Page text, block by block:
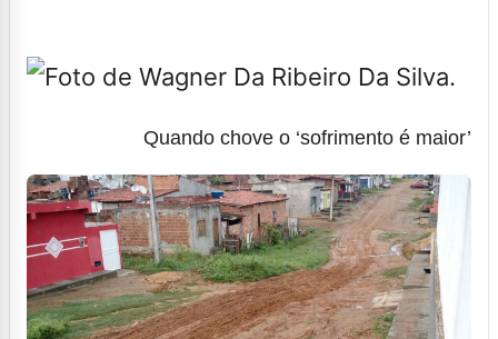
Quando chove o ‘sofrimento é maior’